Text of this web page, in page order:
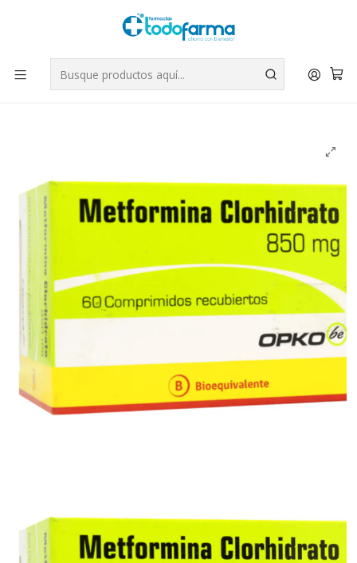
Tus compras tienen envío GRATIS por Rappi - Atención exclusiva
para Chile | WhatsApp +56
Leer más
Inicio Medicamentos
Metformina (B) 850 mg 60 Comprimidos recubiertos. Opko